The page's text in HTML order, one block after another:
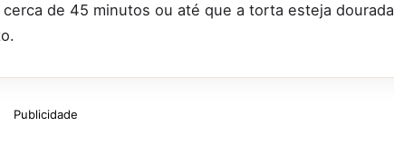
de 45 minutos ou até que a torta esteja dourada
Publicidade